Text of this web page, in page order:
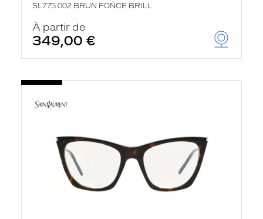
SL775 002 BRUN FONCE BRILL
À partir de
349,00 €